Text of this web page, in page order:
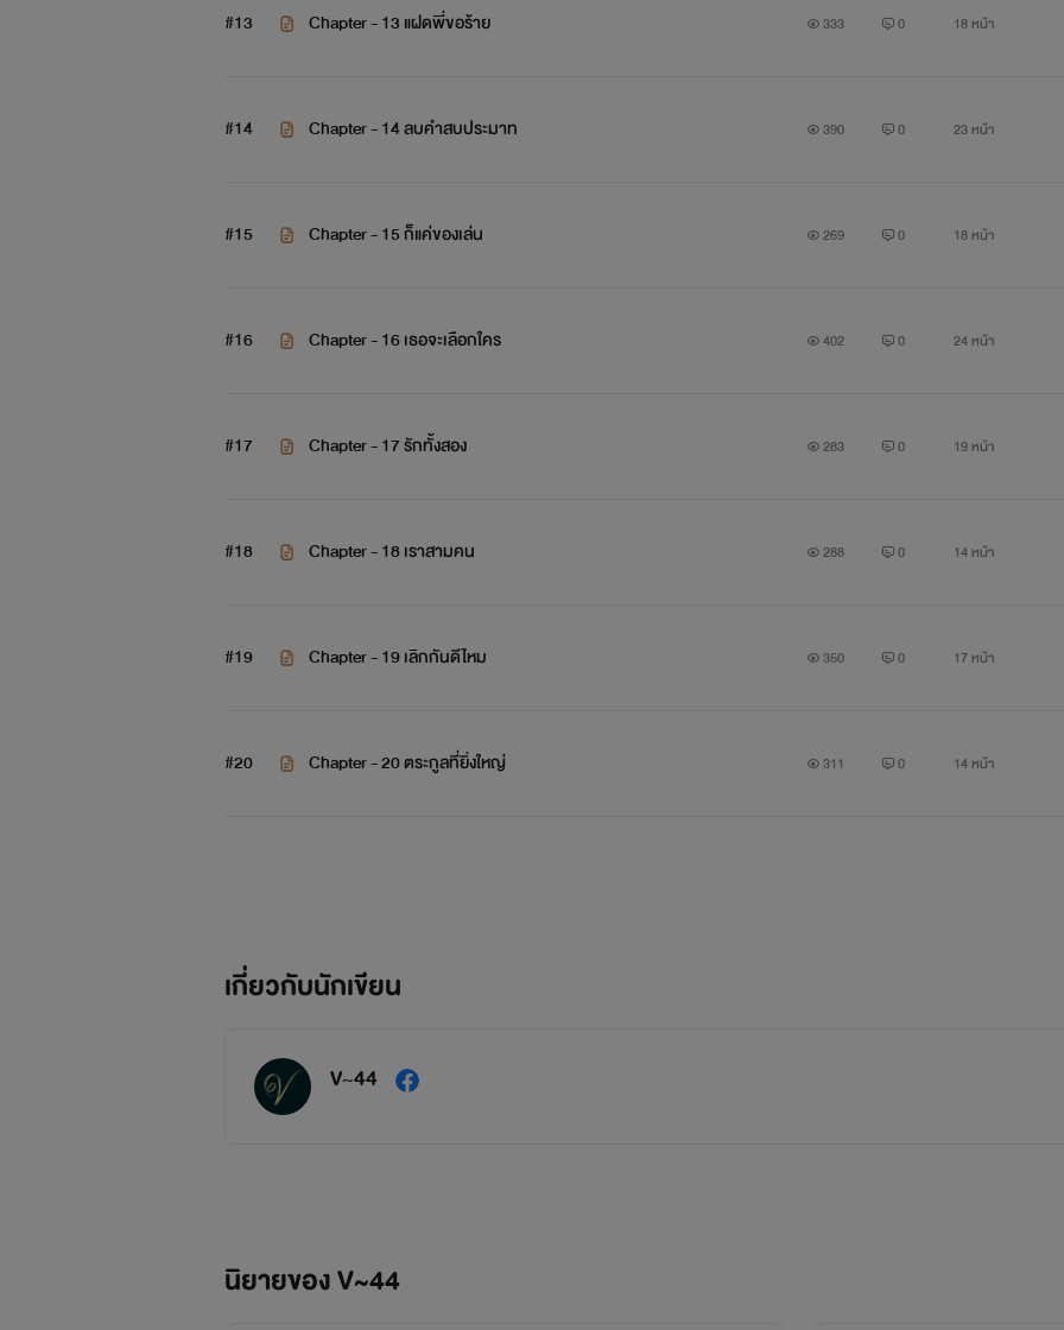
#13 Chapter - 13 แฝดพี่ขอร้าย 333 0 18 หน้า
#14 Chapter - 14 ลบคำสบประมาท 390 0 23 หน้า
#15 Chapter - 15 ก็แค่ของเล่น 269 0 18 หน้า
#16 Chapter - 16 เธอจะเลือกใคร 402 0 24 หน้า
#17 Chapter - 17 รักทั้งสอง 283 0 19 หน้า
#18 Chapter - 18 เราสามคน 288 0 14 หน้า
#19 Chapter - 19 เลิกกันดีไหม 350 0 17 หน้า
#20 Chapter - 20 ตระกูลที่ยิ่งใหญ่ 311 0 14 หน้า
เกี่ยวกับนักเขียน
V~44
นิยายของ V~44